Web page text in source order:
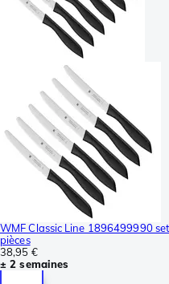
WMF Classic Line 1896499990
pièces
38,95 €
± 2 semaines